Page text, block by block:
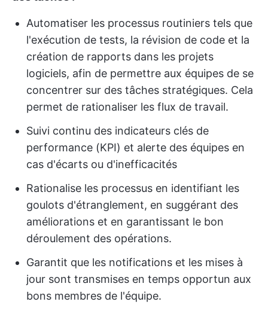
Automatiser les processus routiniers tels que
l'exécution de tests, la révision de code et la
création de rapports dans les projets
logiciels, afin de permettre aux équipes de se
concentrer sur des tâches stratégiques. Cela
permet de rationaliser les flux de travail.
Suivi continu des indicateurs clés de
performance (KPI) et alerte des équipes en
cas d'écarts ou d'inefficacités
Rationalise les processus en identifiant les
goulots d'étranglement, en suggérant des
améliorations et en garantissant le bon
déroulement des opérations.
Garantit que les notifications et les mises à
jour sont transmises en temps opportun aux
bons membres de l'équipe.